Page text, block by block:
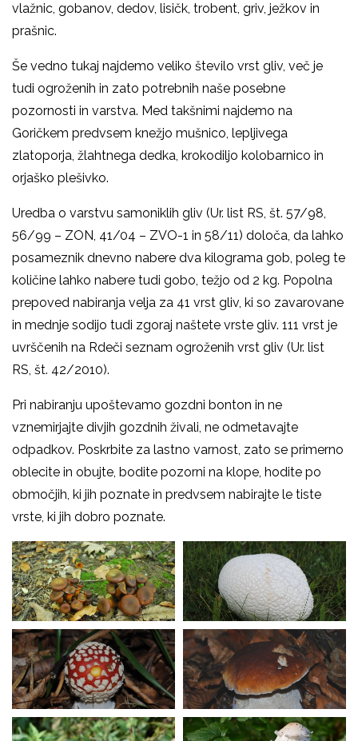
vlažnic, gobanov, dedov, lisičk, trobent, griv, ježkov in
prašnic.
Še vedno tukaj najdemo veliko število vrst gliv, več je
tudi ogroženih in zato potrebnih naše posebne
pozornosti in varstva. Med takšnimi najdemo na
Goričkem predvsem knežjo mušnico, lepljivega
zlatoporja, žlahtnega dedka, krokodiljo kolobarnico in
orjaško plešivko.
Uredba o varstvu samoniklih gliv (Ur. list RS, št. 57/98,
56/99 – ZON, 41/04 – ZVO-1 in 58/11) določa, da lahko
posameznik dnevno nabere dva kilograma gob, poleg te
količine lahko nabere tudi gobo, težjo od 2 kg. Popolna
prepoved nabiranja velja za 41 vrst gliv, ki so zavarovane
in mednje sodijo tudi zgoraj naštete vrste gliv. 111 vrst je
uvrščenih na Rdeči seznam ogroženih vrst gliv (Ur. list
RS, št. 42/2010).
Pri nabiranju upoštevamo gozdni bonton in ne
vznemirjajte divjih gozdnih živali, ne odmetavajte
odpadkov. Poskrbite za lastno varnost, zato se primerno
oblecite in obujte, bodite pozorni na klope, hodite po
območjih, ki jih poznate in predvsem nabirajte le tiste
vrste, ki jih dobro poznate.